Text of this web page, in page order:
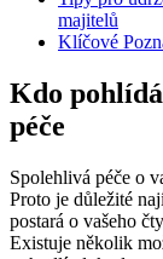
majitelů
Klíčové
Kdo
péče
Spolehlivá péče o
Proto je důležité
postará o vašeho
Existuje několik